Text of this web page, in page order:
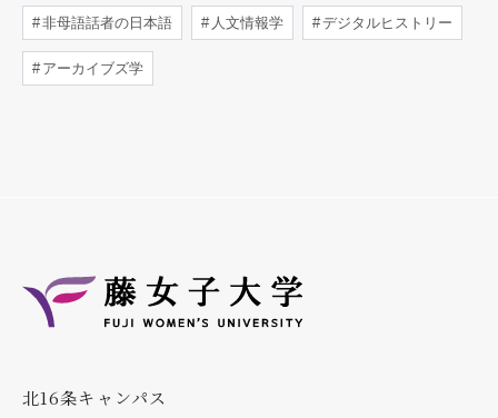
非母語話者の日本語 人文情報学 デジタルヒストリー
アーカイブズ学
北16条キャンパス